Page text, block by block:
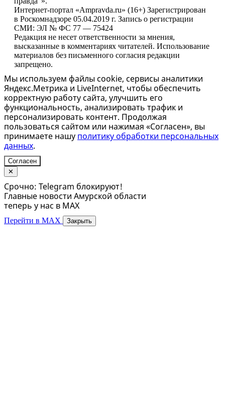
Интернет-портал «Ampravda.ru» (16+) Зарегистрирован
в Роскомнадзоре 05.04.2019 г. Запись о регистрации
СМИ: ЭЛ № ФС 77 — 75424
Редакция не несет ответственности за мнения,
высказанные в комментариях читателей. Использование
материалов без письменного согласия редакции
запрещено.
Мы используем файлы cookie, сервисы аналитики
Яндекс.Метрика и LiveInternet, чтобы обеспечить
корректную работу сайта, улучшить его
функциональность, анализировать трафик и
персонализировать контент. Продолжая
пользоваться сайтом или нажимая «Согласен», вы
принимаете нашу политику обработки персональных
данных.
Согласен
✕
Срочно: Telegram блокируют!
Главные новости Амурской области
теперь у нас в MAX
Перейти в MAX Закрыть